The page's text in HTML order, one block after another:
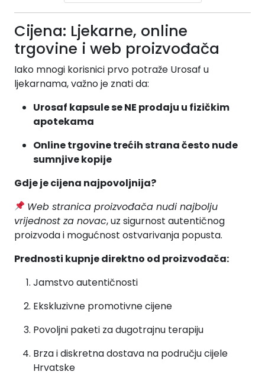
Cijena: Ljekarne, online
trgovine i web proizvođača
Iako mnogi korisnici prvo potraže Urosaf u
ljekarnama, važno je znati da:
Urosaf kapsule se NE prodaju u fizičkim
apotekama
Online trgovine trećih strana često nude
sumnjive kopije
Gdje je cijena najpovoljnija?
Web stranica proizvođača nudi najbolju
vrijednost za novac, uz sigurnost autentičnog
proizvoda i mogućnost ostvarivanja popusta.
Prednosti kupnje direktno od proizvođača:
Jamstvo autentičnosti
Ekskluzivne promotivne cijene
Povoljni paketi za dugotrajnu terapiju
Brza i diskretna dostava na području cijele
Hrvatske